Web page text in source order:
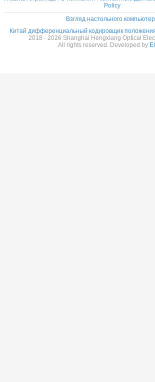
Policy
Взгляд настольного
Китай дифференциальный кодировщик
2018 - 2026 Shanghai Hengxiang Optical
All rights reserved. Developed by